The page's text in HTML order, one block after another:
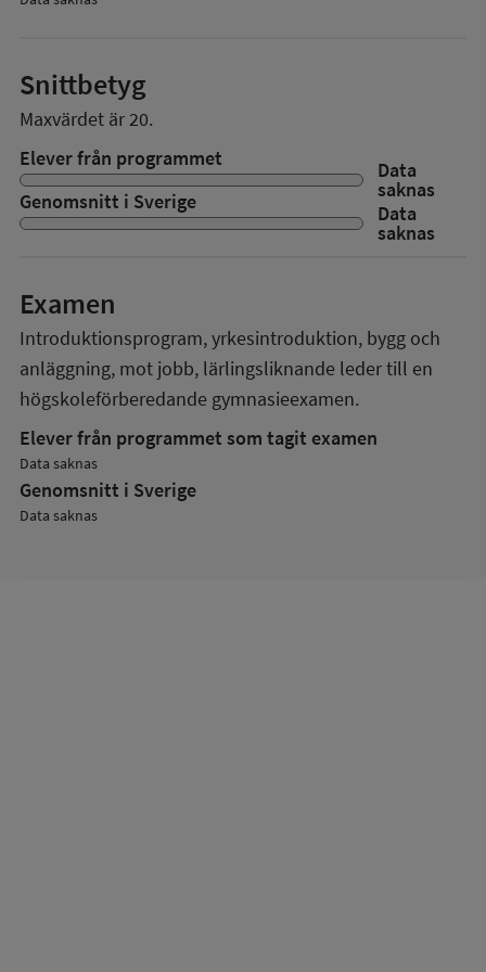
Snittbetyg
Maxvärdet är 20.
Elever från programmet
Data
saknas
Genomsnitt i Sverige Data
saknas
Examen
Introduktionsprogram, yrkesintroduktion, bygg och
anläggning, mot jobb, lärlingsliknande leder till en
högskoleförberedande gymnasieexamen.
Elever från programmet som tagit examen
Data saknas
Genomsnitt i Sverige
Data saknas